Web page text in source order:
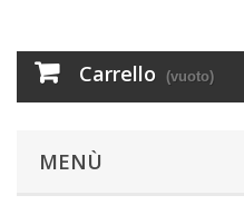
Carrello (vuoto)
MENÙ